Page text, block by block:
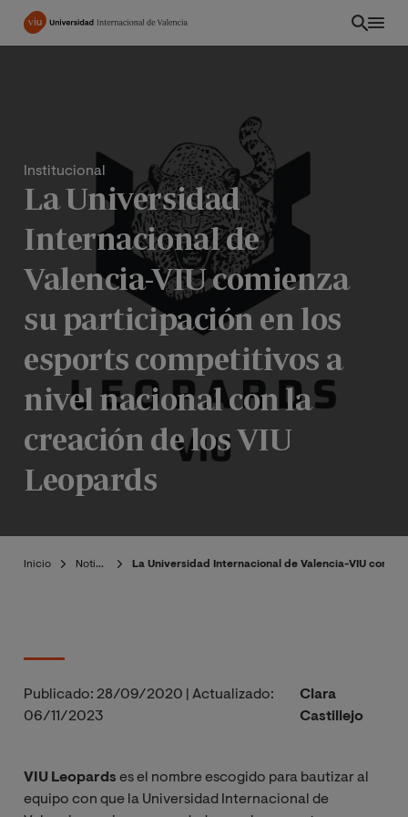
Pasar
Institucional
La Universidad
Internacional de
Valencia-VIU comienza
su participación en los
esports competitivos a
nivel nacional con la
creación de los VIU
Leopards
Inicio Noticias La Universidad Internacional de Valencia-VIU
Publicado: 28/09/2020
Actualizado:
06/11/2023
Clara
Castillejo
VIU Leopards es el nombre escogido para bautizar al
equipo con que la Universidad Internacional de